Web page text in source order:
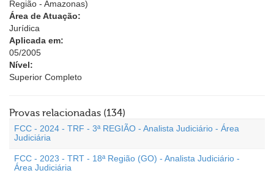
Região - Amazonas)
Área de Atuação:
Jurídica
Aplicada em:
05/2005
Nível:
Superior Completo
Provas relacionadas (134)
FCC - 2024 - TRF - 3ª REGIÃO - Analista Judiciário - Área
Judiciária
FCC - 2023 - TRT - 18ª Região (GO) - Analista Judiciário -
Área Judiciária